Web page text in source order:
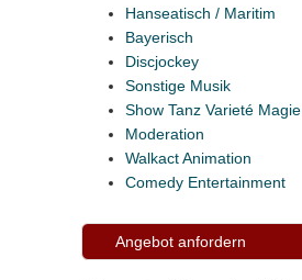
Hanseatisch / Maritim
Bayerisch
Discjockey
Sonstige Musik
Show Tanz Varieté Magie
Moderation
Walkact Animation
Comedy Entertainment
Angebot anfordern